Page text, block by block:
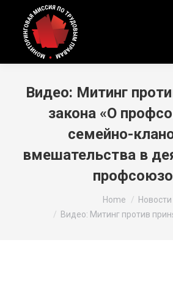
Видео: Митинг
закона «О
семейно-
вмешательства в
Home
Новости
Видео: Митинг против